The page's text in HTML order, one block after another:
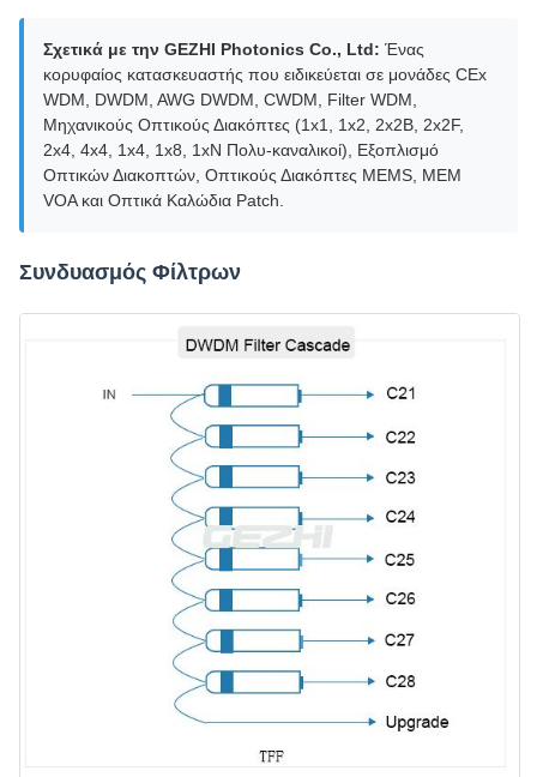
Σχετικά με την GEZHI Photonics Co., Ltd: Ένας
κορυφαίος κατασκευαστής που ειδικεύεται σε μονάδες CEx
WDM, DWDM, AWG DWDM, CWDM, Filter WDM,
Μηχανικούς Οπτικούς Διακόπτες (1x1, 1x2, 2x2B, 2x2F,
2x4, 4x4, 1x4, 1x8, 1xN Πολυ-καναλικοί), Εξοπλισμό
Οπτικών Διακοπτών, Οπτικούς Διακόπτες MEMS, MEM
VOA και Οπτικά Καλώδια Patch.
Συνδυασμός Φίλτρων